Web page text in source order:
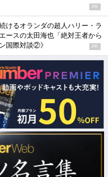
PR
けるオランダの超人ハリー・ラ
ースの太田海也「絶対王者から
国際対談②》
PR